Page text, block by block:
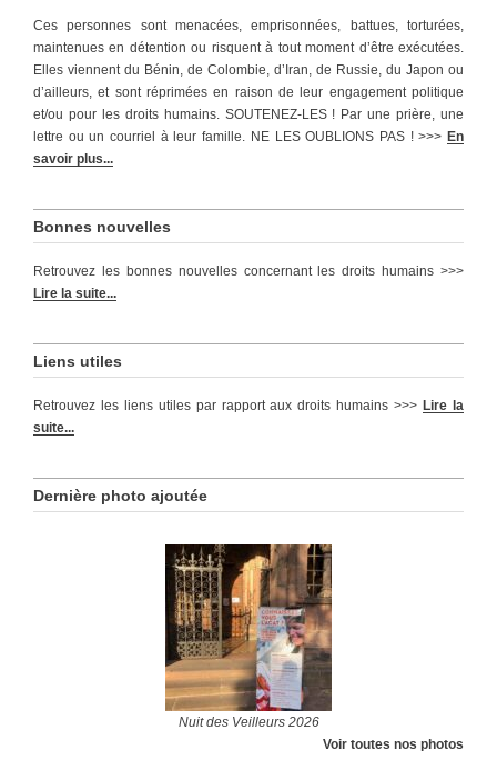
Ces personnes sont menacées, emprisonnées, battues, torturées,
maintenues en détention ou risquent à tout moment d’être exécutées.
Elles viennent du Bénin, de Colombie, d’Iran, de Russie, du Japon ou
d’ailleurs, et sont réprimées en raison de leur engagement politique
et/ou pour les droits humains. SOUTENEZ-LES ! Par une prière, une
lettre ou un courriel à leur famille. NE LES OUBLIONS PAS ! >>> En
savoir plus...
Bonnes nouvelles
Retrouvez les bonnes nouvelles concernant les droits humains >>>
Lire la suite...
Liens utiles
Retrouvez les liens utiles par rapport aux droits humains >>>Lire la
suite...
Dernière photo ajoutée
Nuit des Veilleurs 2026
Voir toutes nos photos